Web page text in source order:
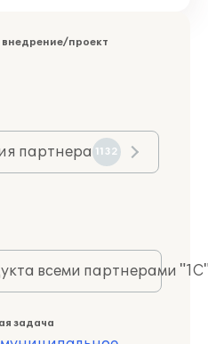
проект
партнера 1132
всеми партнерами
задача